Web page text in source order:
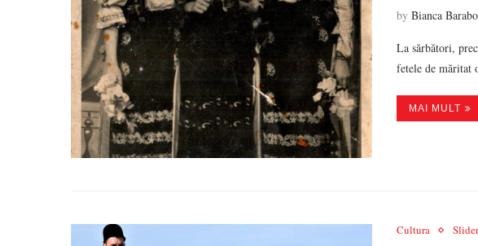
by Bianca
La sărbători,
fetele de măritat
MAI MULT
Cultura Slider